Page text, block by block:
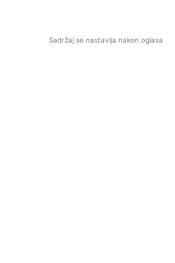
Sadržaj se nastavlja nakon oglasa